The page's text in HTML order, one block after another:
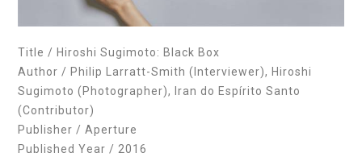
Title / Hiroshi Sugimoto: Black Box
Author / Philip Larratt-Smith (Interviewer), Hiroshi
Sugimoto (Photographer), Iran do Espírito Santo
(Contributor)
Publisher / Aperture
Published Year / 2016